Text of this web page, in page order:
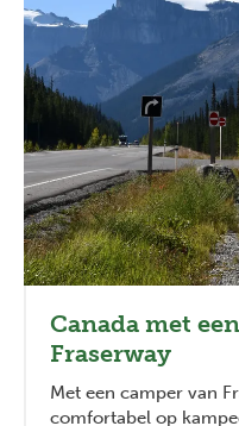
Canada met
Fraserway
Met een camper van
comfortabel op